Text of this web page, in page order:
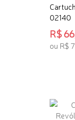
02140
R$
ou R$